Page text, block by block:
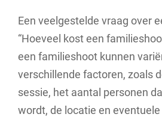
Een veelgestelde vraag over
“Hoeveel kost een
een familieshoot kunnen
verschillende factoren, zoals
sessie, het aantal personen
wordt, de locatie en eventuele